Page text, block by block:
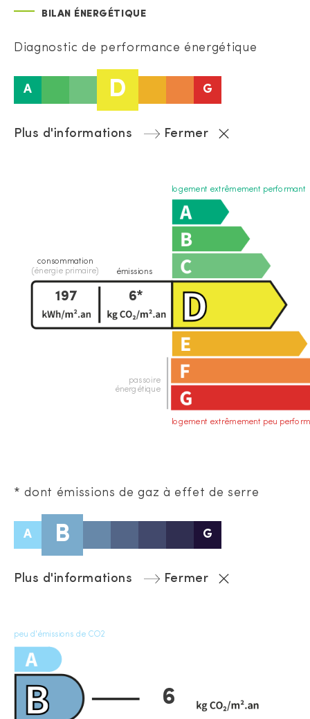
BILAN ÉNERGÉTIQUE
Diagnostic de performance énergétique
A D G
Plus d'informations Fermer
logement extrêmement performant
logement extrêmement peu
passoire
énergétique
consommation
(énergie primaire)
émissions
197 6*
* dont émissions de gaz à effet de serre
A B G
Plus d'informations Fermer
peu d'émissions de CO2
6